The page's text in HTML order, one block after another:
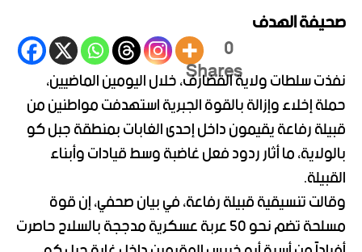
صحيفة الهدف
0
Shares
نفذت سلطات ولاية القضارف، خلال اليومين الماضيين،
حملة إخلاء وإزالة بالقوة الجبرية استهدفت مواطنين من
قبيلة رفاعة يقيمون داخل إحدى الغابات بمنطقة جبل كو
بالولاية، ما أثار ردود فعل غاضبة وسط قيادات وأبناء
القبيلة.
وقالت تنسيقية قبيلة رفاعة، في بيان صحفي، إن قوة
مسلحة تضم نحو 50 عربة عسكرية مدججة بالسلاح حاصرت